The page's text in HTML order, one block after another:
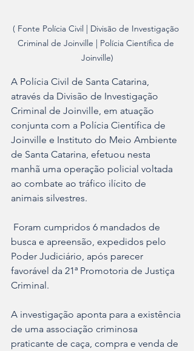
( Fonte Polícia Civil | Divisão de Investigação
Criminal de Joinville | Polícia Científica de
Joinville)
A Polícia Civil de Santa Catarina,
através da Divisão de Investigação
Criminal de Joinville, em atuação
conjunta com a Polícia Científica de
Joinville e Instituto do Meio Ambiente
de Santa Catarina, efetuou nesta
manhã uma operação policial voltada
ao combate ao tráfico ilícito de
animais silvestres.
busca e apreensão, expedidos pelo
Poder Judiciário, após parecer
favorável da 21ª Promotoria de Justiça
Criminal.
A investigação aponta para a existência
de uma associação criminosa
praticante de caça, compra e venda de